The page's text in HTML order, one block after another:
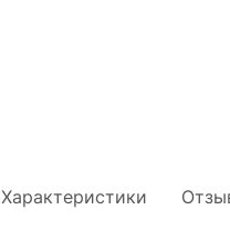
Характеристики